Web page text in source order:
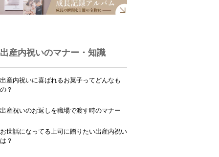
出産内祝いのマナー・知識
出産内祝いに喜ばれるお菓子ってどんなも
の？
出産祝いのお返しを職場で渡す時のマナー
お世話になってる上司に贈りたい出産内祝い
は？